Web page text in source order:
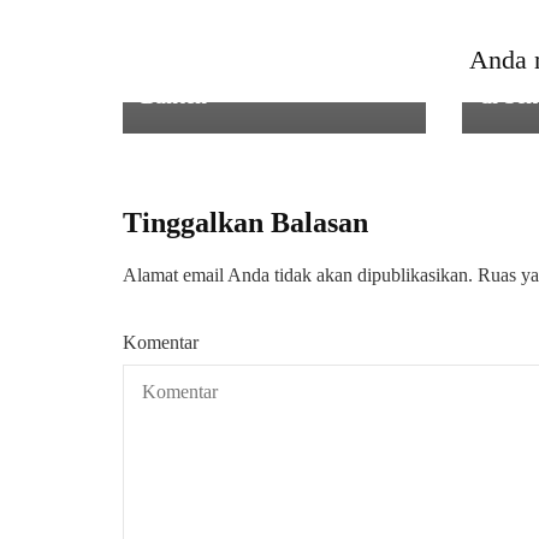
Anda
Tinggalkan Balasan
Alamat email Anda tidak akan dipublikasikan. Ruas
Komentar